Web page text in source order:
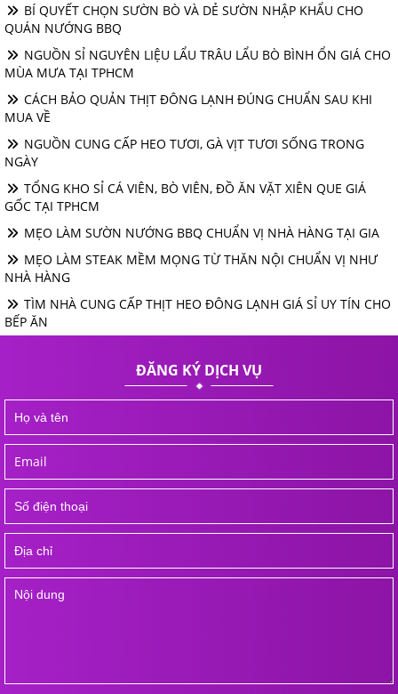
BÍ QUYẾT CHỌN SƯỜN BÒ VÀ DẺ SƯỜN NHẬP KHẨU CHO
QUÁN NƯỚNG BBQ
NGUỒN SỈ NGUYÊN LIỆU LẨU TRÂU LẨU BÒ BÌNH ỔN GIÁ CHO
MÙA MƯA TẠI TPHCM
CÁCH BẢO QUẢN THỊT ĐÔNG LẠNH ĐÚNG CHUẨN SAU KHI
MUA VỀ
NGUỒN CUNG CẤP HEO TƯƠI, GÀ VỊT TƯƠI SỐNG TRONG
NGÀY
TỔNG KHO SỈ CÁ VIÊN, BÒ VIÊN, ĐỒ ĂN VẶT XIÊN QUE GIÁ
GỐC TẠI TPHCM
MẸO LÀM SƯỜN NƯỚNG BBQ CHUẨN VỊ NHÀ HÀNG TẠI GIA
MẸO LÀM STEAK MỀM MỌNG TỪ THĂN NỘI CHUẨN VỊ NHƯ
NHÀ HÀNG
TÌM NHÀ CUNG CẤP THỊT HEO ĐÔNG LẠNH GIÁ SỈ UY TÍN CHO
BẾP ĂN
ĐĂNG KÝ DỊCH VỤ